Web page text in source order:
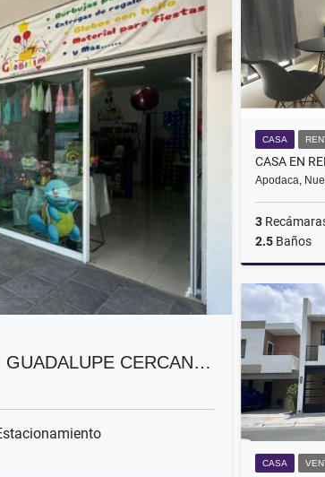
GUADALUPE CERCAN…
CASA
Apodaca,
3
2.5 Baños
CASA